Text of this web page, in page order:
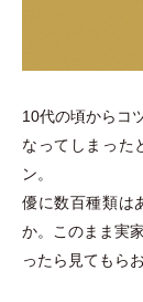
10代の頃からコ
なってしまった
ン。
優に数百種類は
か。このまま実
ったら見てもら